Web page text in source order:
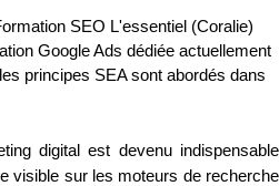
SEO L'essentiel (Coralie)
Google Ads dédiée actuellement
principes SEA sont abordés dans
digital est devenu indispensable
visible sur les moteurs de recherche